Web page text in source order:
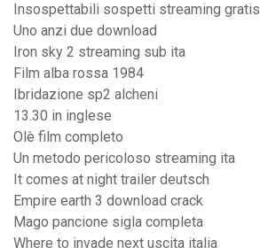
Insospettabili sospetti streaming gratis
Uno anzi due download
Iron sky 2 streaming sub ita
Film alba rossa 1984
Ibridazione sp2 alcheni
13.30 in inglese
Olè film completo
Un metodo pericoloso streaming ita
It comes at night trailer deutsch
Empire earth 3 download crack
Mago pancione sigla completa
Where to invade next uscita italia